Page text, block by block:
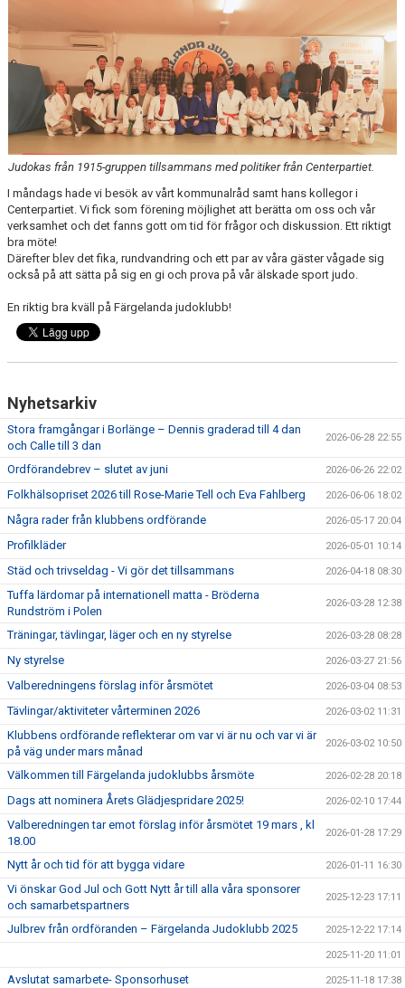
FJK:S YOUTUBE
JAG VILL BÖRJA TRÄNA JUDO
FJK MÖTER FRAMTIDEN
JUDODRAGET 2.0
VI SPONSRAR FJK
INFORMATION KRING TRÄNING OCH COVID-19
Judokas från 1915-gruppen tillsammans med politiker från Centerpartiet.
I måndags hade vi besök av vårt kommunalråd samt hans kollegor i
Centerpartiet. Vi fick som förening möjlighet att berätta om oss och vår
verksamhet och det fanns gott om tid för frågor och diskussion. Ett riktigt
bra möte!
Därefter blev det fika, rundvandring och ett par av våra gäster vågade sig
också på att sätta på sig en gi och prova på vår älskade sport judo.
En riktig bra kväll på Färgelanda judoklubb!
Nyhetsarkiv
Stora framgångar i Borlänge – Dennis graderad till 4 dan
och Calle till 3 dan
2026-06-28 22:55
Ordförandebrev – slutet av juni 2026-06-26 22:02
Folkhälsopriset 2026 till Rose-Marie Tell och Eva Fahlberg 2026-06-06 18:02
Några rader från klubbens ordförande 2026-05-17 20:04
Profilkläder 2026-05-01 10:14
Städ och trivseldag - Vi gör det tillsammans 2026-04-18 08:30
Tuffa lärdomar på internationell matta - Bröderna
Rundström i Polen
2026-03-28 12:38
Träningar, tävlingar, läger och en ny styrelse 2026-03-28 08:28
Ny styrelse 2026-03-27 21:56
Valberedningens förslag inför årsmötet 2026-03-04 08:53
Tävlingar/aktiviteter vårterminen 2026 2026-03-02 11:31
Klubbens ordförande reflekterar om var vi är nu och var vi är
på väg under mars månad
2026-03-02 10:50
Välkommen till Färgelanda judoklubbs årsmöte 2026-02-28 20:18
Dags att nominera Årets Glädjespridare 2025! 2026-02-10 17:44
Valberedningen tar emot förslag inför årsmötet 19 mars , kl
18.00
2026-01-28 17:29
Nytt år och tid för att bygga vidare 2026-01-11 16:30
Vi önskar God Jul och Gott Nytt år till alla våra sponsorer
och samarbetspartners
2025-12-23 17:11
Julbrev från ordföranden – Färgelanda Judoklubb 2025 2025-12-22 17:14
2025-11-20 11:01
Avslutat samarbete- Sponsorhuset 2025-11-18 17:38